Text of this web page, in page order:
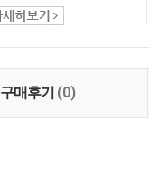
구매후기 (0)